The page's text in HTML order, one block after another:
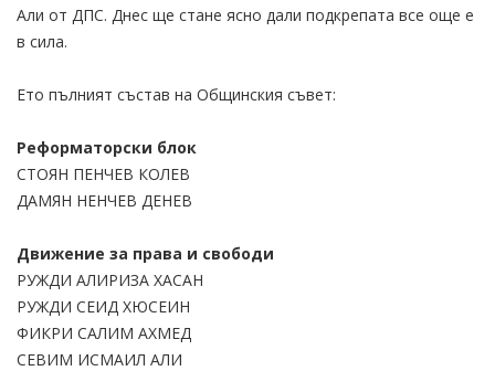
Али от ДПС. Днес ще стане ясно дали подкрепата все още е
в сила.
Ето пълният състав на Общинския съвет:
Реформаторски блок
СТОЯН ПЕНЧЕВ КОЛЕВ
ДАМЯН НЕНЧЕВ ДЕНЕВ
Движение за права и свободи
РУЖДИ АЛИРИЗА ХАСАН
РУЖДИ СЕИД ХЮСЕИН
ФИКРИ САЛИМ АХМЕД
СЕВИМ ИСМАИЛ АЛИ